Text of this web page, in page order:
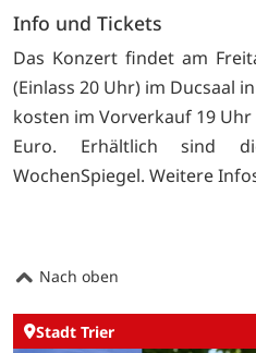
Info und Tickets
Das Konzert findet am
(Einlass 20 Uhr) im Ducsaal
kosten im Vorverkauf 19
Euro. Erhältlich sind
WochenSpiegel. Weitere
Nach oben
Stadt Trier